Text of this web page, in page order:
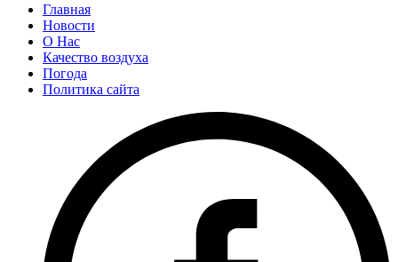
Главная
Новости
О Нас
Качество воздуха
Погода
Политика сайта